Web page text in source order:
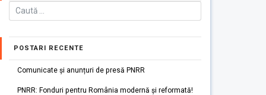
POSTARI RECENTE
Comunicate și anunțuri de presă PNRR
PNRR: Fonduri pentru România modernă și reformată!